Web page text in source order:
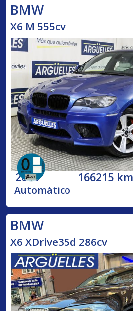
BMW
X6 M 555cv
2010 166215 km
Automático
BMW
X6 XDrive35d 286cv